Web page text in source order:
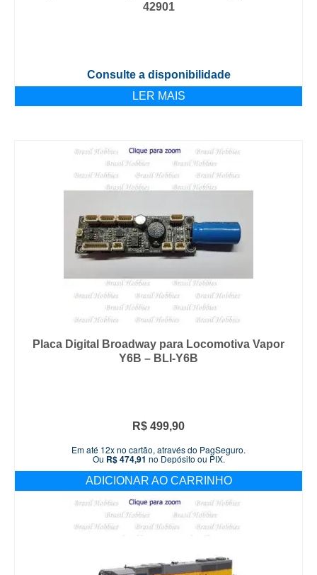
42901
Consulte a disponibilidade
LER MAIS
Placa Digital Broadway para Locomotiva Vapor
Y6B – BLI-Y6B
R$ 499,90
Em até 12x no cartão, através do PagSeguro.
Ou R$474,91 no Depósito ou PIX.
ADICIONAR AO CARRINHO